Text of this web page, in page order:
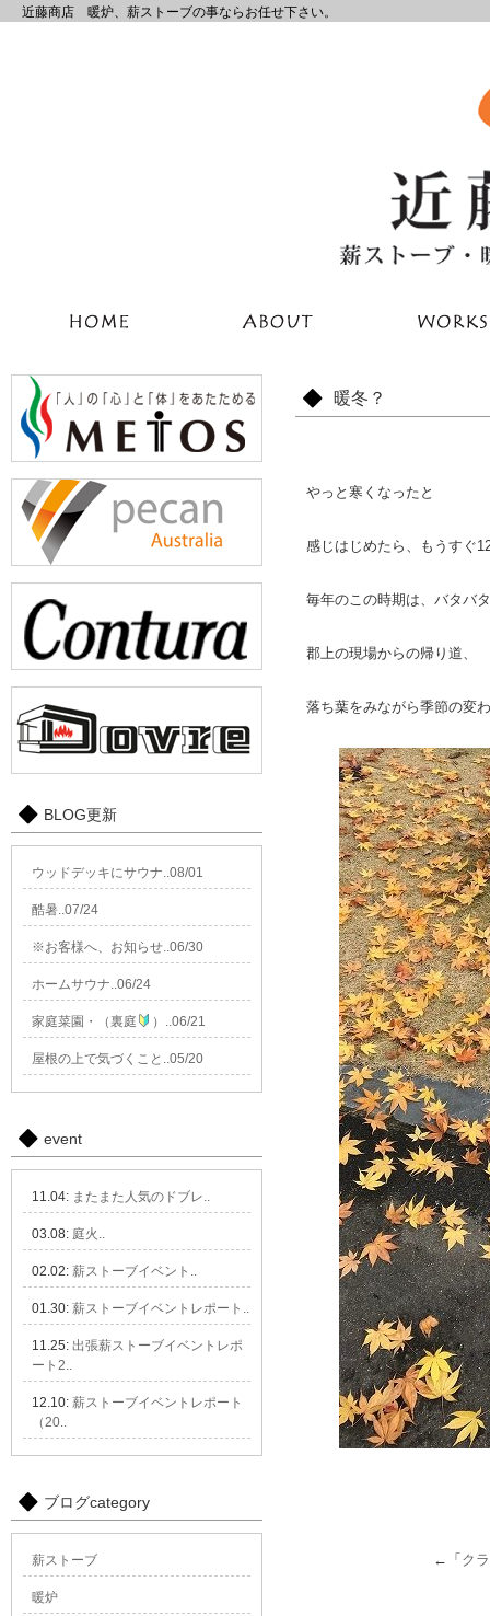
近藤商店 暖炉、薪ストーブの事ならお任せ下さい。
暖冬？
やっと寒くなったと
感じはじめたら、もうすぐ
毎年のこの時期は、バタバ
郡上の現場からの帰り道、
落ち葉をみながら季節の変
←「 ク
BLOG更新
ウッドデッキにサウナ..08/01
酷暑..07/24
※お客様へ、お知らせ..06/30
ホームサウナ..06/24
家庭菜園・（裏庭 ）..06/21
屋根の上で気づくこと..05/20
event
11.04: またまた人気のドブレ..
03.08: 庭火..
02.02: 薪ストーブイベント..
01.30: 薪ストーブイベントレポート..
11.25: 出張薪ストーブイベントレポ
ート2..
12.10: 薪ストーブイベントレポート
（20..
ブログcategory
薪ストーブ
暖炉